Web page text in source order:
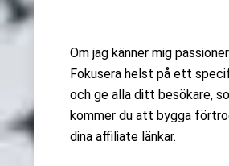
Om jag känner mig
Fokusera helst på ett
och ge alla ditt besökare,
kommer du att bygga
dina affiliate länkar.